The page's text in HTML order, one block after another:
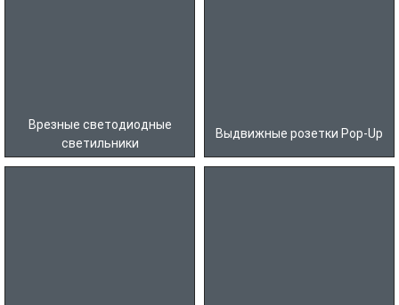
Врезные светодиодные
светильники
Выдвижные розетки Pop-Up